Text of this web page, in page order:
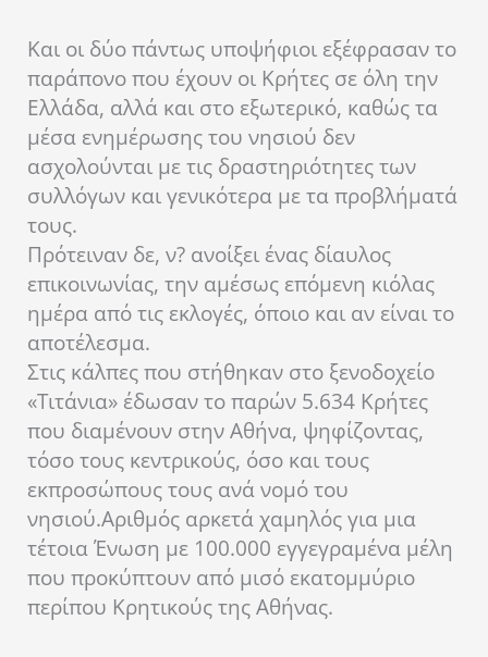
Και οι δύο πάντως υποψήφιοι εξέφρασαν το
παράπονο που έχουν οι Κρήτες σε όλη την
Ελλάδα, αλλά και στο εξωτερικό, καθώς τα
μέσα ενημέρωσης του νησιού δεν
ασχολούνται με τις δραστηριότητες των
συλλόγων και γενικότερα με τα προβλήματά
τους.
Πρότειναν δε, ν? ανοίξει ένας δίαυλος
επικοινωνίας, την αμέσως επόμενη κιόλας
ημέρα από τις εκλογές, όποιο και αν είναι το
αποτέλεσμα.
Στις κάλπες που στήθηκαν στο ξενοδοχείο
«Τιτάνια» έδωσαν το παρών 5.634 Κρήτες
που διαμένουν στην Αθήνα, ψηφίζοντας,
τόσο τους κεντρικούς, όσο και τους
εκπροσώπους τους ανά νομό του
νησιού.Αριθμός αρκετά χαμηλός για μια
τέτοια Ένωση με 100.000 εγγεγραμένα μέλη
που προκύπτουν από μισό εκατομμύριο
περίπου Κρητικούς της Αθήνας.